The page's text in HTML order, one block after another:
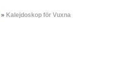
» Kalejdoskop för Vuxna